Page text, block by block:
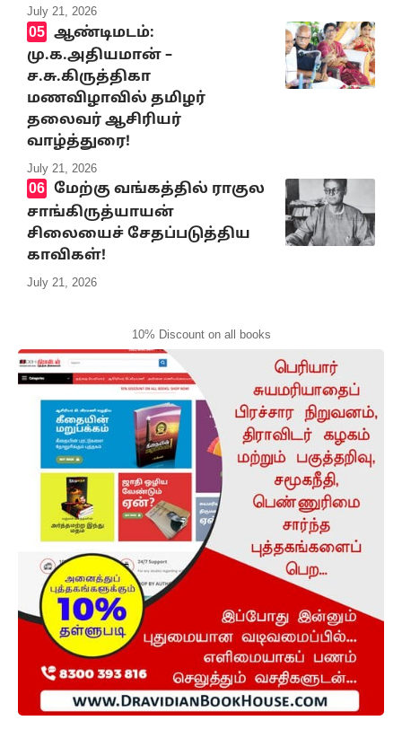
July 21, 2026
ஆண்டிமடம்:
மு.க.அதியமான் –
ச.சு.கிருத்திகா
மணவிழாவில் தமிழர்
தலைவர் ஆசிரியர்
வாழ்த்துரை!
July 21, 2026
மேற்கு வங்கத்தில் ராகுல
சாங்கிருத்யாயன்
சிலையைச் சேதப்படுத்திய
காவிகள்!
July 21, 2026
10% Discount on all books